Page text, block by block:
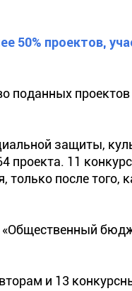
50% проектов,
поданных проектов
защиты,
проекта. 11
только после
«Общественный
и 13